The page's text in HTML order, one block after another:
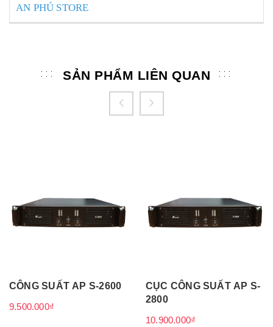
AN PHÚ STORE
SẢN PHẨM LIÊN QUAN
CÔNG SUẤT AP S-2600
9.500.000₫
CỤC CÔNG SUẤT AP S-
2800
10.900.000₫